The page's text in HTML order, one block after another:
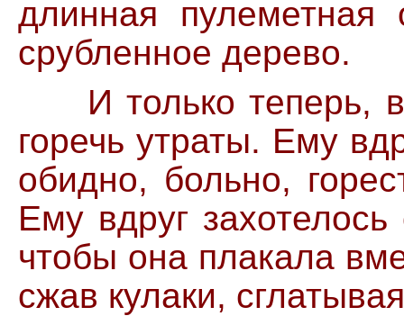
длинная
срубленное дерево.
И только теперь,
горечь утраты. Ему
обидно, больно,
Ему вдруг
чтобы она плакала
сжав кулаки,